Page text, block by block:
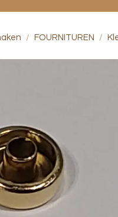
FOURNITUREN